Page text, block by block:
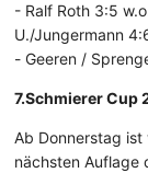
- Ralf Roth 3:5
U./Jungermann
- Geeren /
7.Schmierer Cup
Ab Donnerstag
nächsten Auflage